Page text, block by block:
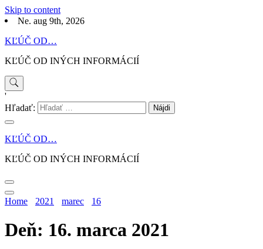
Skip to content
Ne. aug 9th, 2026
KĽÚČ OD…
KĽÚČ OD INÝCH INFORMÁCIÍ
'
Hľadať:
KĽÚČ OD…
KĽÚČ OD INÝCH INFORMÁCIÍ
Home 2021 marec 16
Deň: 16. marca 2021